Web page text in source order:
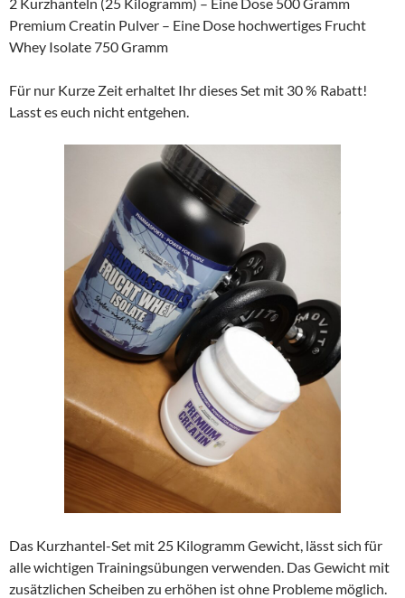
Premium Creatin Pulver – Eine Dose hochwertiges Frucht
Whey Isolate 750 Gramm
Für nur Kurze Zeit erhaltet Ihr dieses Set mit 30 % Rabatt!
Lasst es euch nicht entgehen.
Das Kurzhantel-Set mit 25 Kilogramm Gewicht, lässt sich für
alle wichtigen Trainingsübungen verwenden. Das Gewicht mit
zusätzlichen Scheiben zu erhöhen ist ohne Probleme möglich.